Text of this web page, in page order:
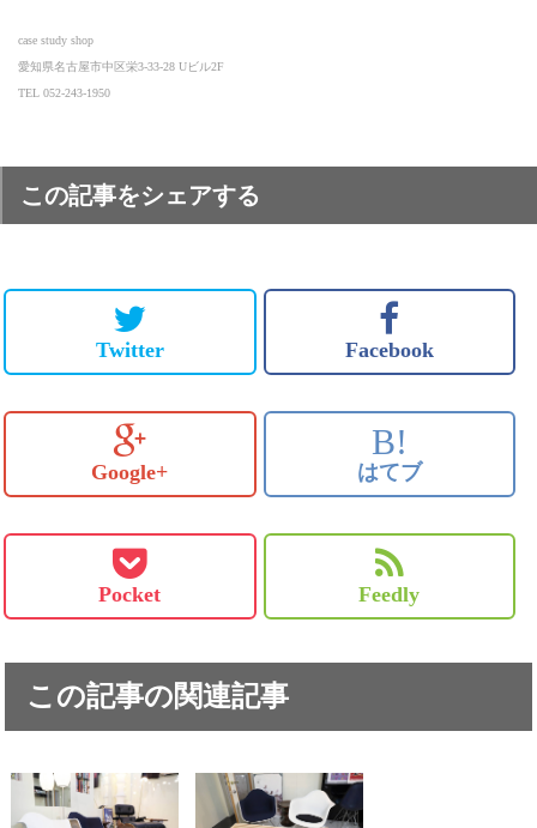
case study shop
愛知県名古屋市中区栄3-33-28 Uビル2F
TEL 052-243-1950
この記事をシェアする
Twitter Facebook
Google+
B!
はてブ
Pocket Feedly
この記事の関連記事